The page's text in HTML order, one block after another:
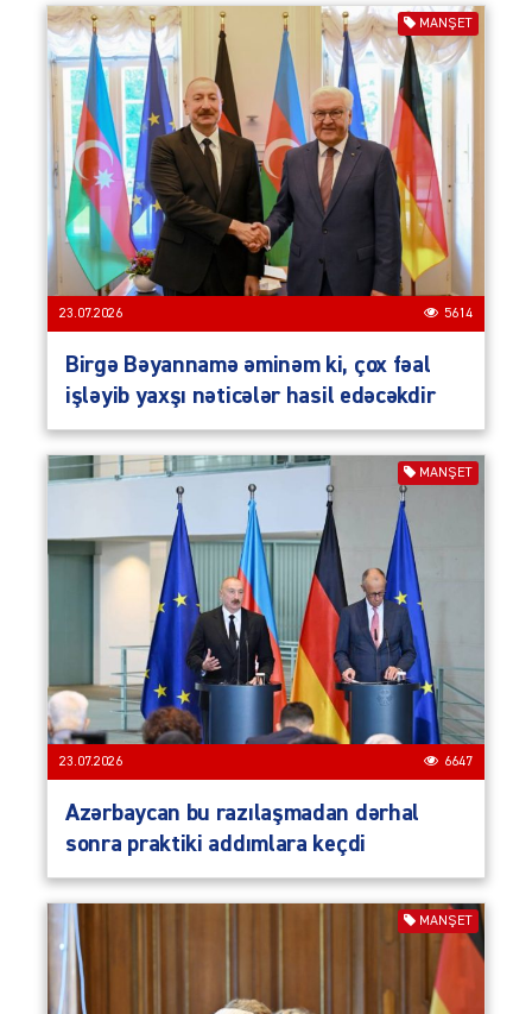
MANŞET
23.07.2026 5614
Birgə Bəyannamə əminəm ki, çox fəal
işləyib yaxşı nəticələr hasil edəcəkdir
MANŞET
23.07.2026 6647
Azərbaycan bu razılaşmadan dərhal
sonra praktiki addımlara keçdi
MANŞET